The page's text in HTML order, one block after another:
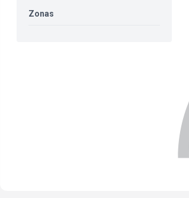
Zonas